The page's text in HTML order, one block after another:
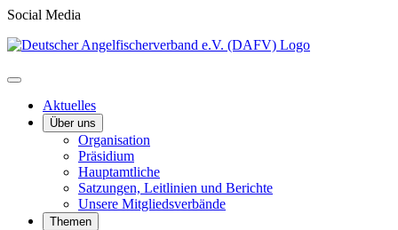
Social Media
Aktuelles
Über uns
Organisation
Präsidium
Hauptamtliche
Satzungen, Leitlinien und Berichte
Unsere Mitgliedsverbände
Themen